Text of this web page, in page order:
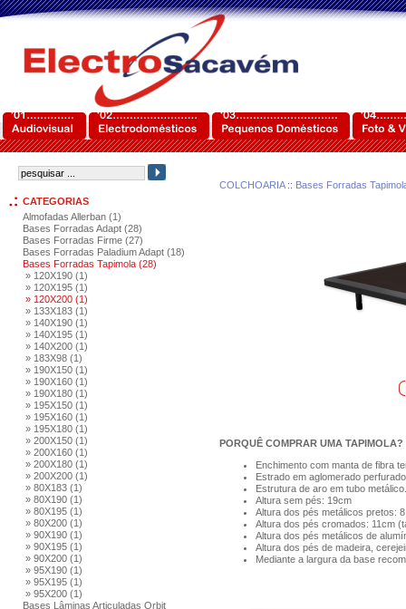
CATEGORIAS
Almofadas Allerban (1)
Bases Forradas Adapt (28)
Bases Forradas Firme (27)
Bases Forradas Paladium Adapt (18)
Bases Forradas Tapimola (28)
» 120X190 (1)
» 120X195 (1)
» 120X200 (1)
» 133X183 (1)
» 140X190 (1)
» 140X195 (1)
» 140X200 (1)
» 183X98 (1)
» 190X150 (1)
» 190X160 (1)
» 190X180 (1)
» 195X150 (1)
» 195X160 (1)
» 195X180 (1)
» 200X150 (1)
» 200X160 (1)
» 200X180 (1)
» 200X200 (1)
» 80X183 (1)
» 80X190 (1)
» 80X195 (1)
» 80X200 (1)
» 90X190 (1)
» 90X195 (1)
» 90X200 (1)
» 95X190 (1)
» 95X195 (1)
» 95X200 (1)
Bases Lâminas Articuladas Orbit
COLCHOARIA:: Bases Forradas
PORQUÊ COMPRAR UMA TAPIMOLA?
Enchimento com manta de fibra
Estrado em aglomerado
Estrutura de aro em tubo metálico.
Altura sem pés: 19cm
Altura dos pés metálicos pretos:
Altura dos pés cromados: 11cm
Altura dos pés metálicos de
Altura dos pés de madeira,
Mediante a largura da base